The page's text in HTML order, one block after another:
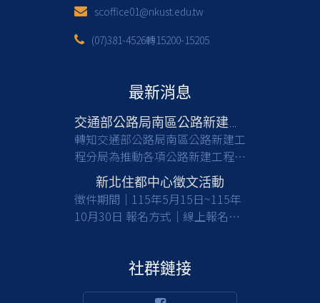
scoffice01@nkust.edu.tw
(07)381-4526轉15200-15205
最新消息
轉知交通部公路局南區公路新建工
程分局為推動各項公路新建工程，
亟需具備土木工程等相關專業背景
之人才加入，共同提升公共工程品
質與建設效能，請有意從事公部門
工程建設工作之應屆畢業生及校友
(含相關職缺資訊)1份，請於截止
日前(115/8/17)，至行政院人事行
政總處事求人機關徵才系統
新北住都中心徵文活動
徵件期間｜115年5月15日~115年
10月30日 報名方式｜線上報名及
社群鏈接